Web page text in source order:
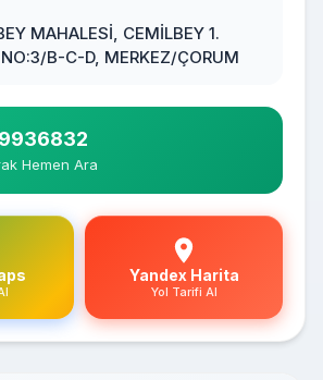
MAHALESİ, CEMİLBEY 1.
B-C-D, MERKEZ/ÇORUM
Hemen Ara
Yandex Harita
Yol Tarifi Al